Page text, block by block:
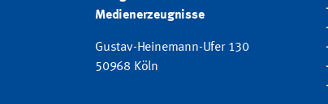
Medienerzeugnisse
Gustav-Heinemann-Ufer 130
50968 Köln